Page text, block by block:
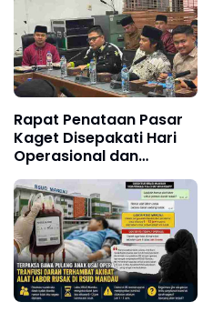
Rapat Penataan Pasar
Kaget Disepakati Hari
Operasional dan
Pengendalian Lokasi
Pasar